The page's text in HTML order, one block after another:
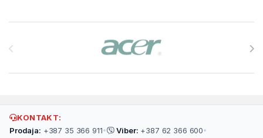
KONTAKT:
Prodaja: +387 35 366 911• Viber: +387 62 366 600•